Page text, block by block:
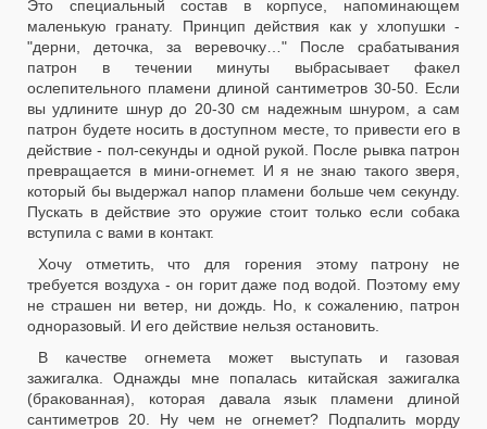
Это специальный состав в корпусе, напоминающем
маленькую гранату. Принцип действия как у хлопушки -
"дерни, деточка, за веревочку…" После срабатывания
патрон в течении минуты выбрасывает факел
ослепительного пламени длиной сантиметров 30-50. Если
вы удлините шнур до 20-30 см надежным шнуром, а сам
патрон будете носить в доступном месте, то привести его в
действие - пол-секунды и одной рукой. После рывка патрон
превращается в мини-огнемет. И я не знаю такого зверя,
который бы выдержал напор пламени больше чем секунду.
Пускать в действие это оружие стоит только если собака
вступила с вами в контакт.
Хочу отметить, что для горения этому патрону не
требуется воздуха - он горит даже под водой. Поэтому ему
не страшен ни ветер, ни дождь. Но, к сожалению, патрон
одноразовый. И его действие нельзя остановить.
В качестве огнемета может выступать и газовая
зажигалка. Однажды мне попалась китайская зажигалка
(бракованная), которая давала язык пламени длиной
сантиметров 20. Ну чем не огнемет? Подпалить морду